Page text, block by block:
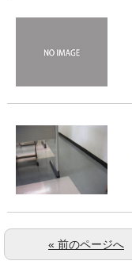
« 前のページへ